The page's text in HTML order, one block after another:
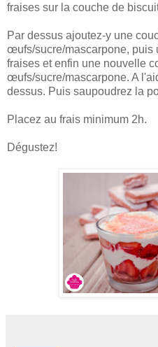
fraises sur la couche de
Par dessus ajoutez-y une
œufs/sucre/mascarpone, puis
fraises et enfin une nouvelle
œufs/sucre/mascarpone. A
dessus. Puis saupoudrez la
Placez au frais minimum 2h.
Dégustez!